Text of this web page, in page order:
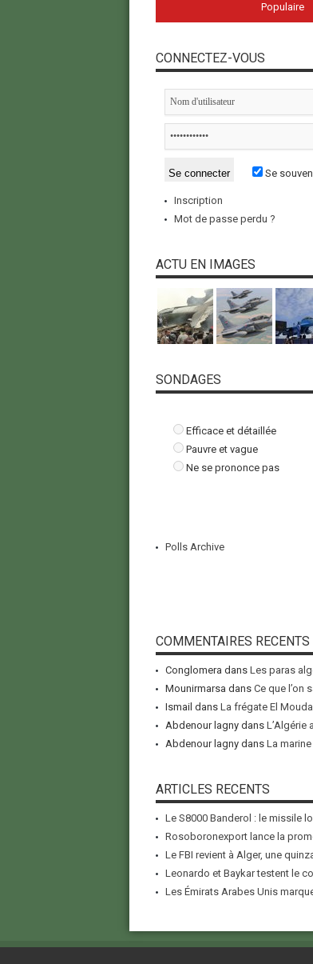
Populaire
CONNECTEZ-VOUS
Se
Inscription
Mot de passe perdu ?
ACTU EN IMAGES
SONDAGES
Efficace et détaillée
Pauvre et vague
Ne se prononce pas
Polls Archive
COMMENTAIRES RECENTS
Conglomera dans Les paras
Mounirmarsa dans Ce que l’on
Ismail dans La frégate El
Abdenour lagnydans L’Algérie
Abdenour lagnydans La
ARTICLES RECENTS
Le S8000 Banderol : le missile
Rosoboronexport lance la
Le FBI revient à Alger, une
Leonardo et Baykar testent le
Les Émirats Arabes Unis